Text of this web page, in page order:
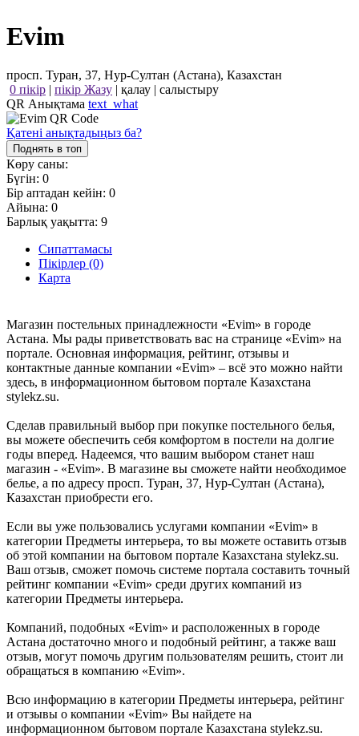
Evim
просп. Туран, 37, Нур-Султан (Астана), Казахстан
0 пікір | пікір Жазу | қалау | салыстыру
QR Анықтама text_what
Қатені анықтадыңыз ба?
Поднять в топ
Көру саны:
Бүгін: 0
Бір аптадан кейін: 0
Айына: 0
Барлық уақытта: 9
Сипаттамасы
Пікірлер (0)
Карта
Магазин постельных принадлежности «Evim» в городе
Астана. Мы рады приветствовать вас на странице «Evim» на
портале. Основная информация, рейтинг, отзывы и
контактные данные компании «Evim» – всё это можно найти
здесь, в информационном бытовом портале Казахстана
stylekz.su.
Сделав правильный выбор при покупке постельного белья,
вы можете обеспечить себя комфортом в постели на долгие
годы вперед. Надеемся, что вашим выбором станет наш
магазин - «Evim». В магазине вы сможете найти необходимое
белье, а по адресу просп. Туран, 37, Нур-Султан (Астана),
Казахстан приобрести его.
Если вы уже пользовались услугами компании «Evim» в
категории Предметы интерьера, то вы можете оставить отзыв
об этой компании на бытовом портале Казахстана stylekz.su.
Ваш отзыв, сможет помочь системе портала составить точный
рейтинг компании «Evim» среди других компаний из
категории Предметы интерьера.
Компаний, подобных «Evim» и расположенных в городе
Астана достаточно много и подобный рейтинг, а также ваш
отзыв, могут помочь другим пользователям решить, стоит ли
обращаться в компанию «Evim».
Всю информацию в категории Предметы интерьера, рейтинг
и отзывы о компании «Evim» Вы найдете на
информационном бытовом портале Казахстана stylekz.su.